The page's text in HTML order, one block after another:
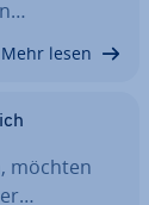
Mehr lesen
möchten